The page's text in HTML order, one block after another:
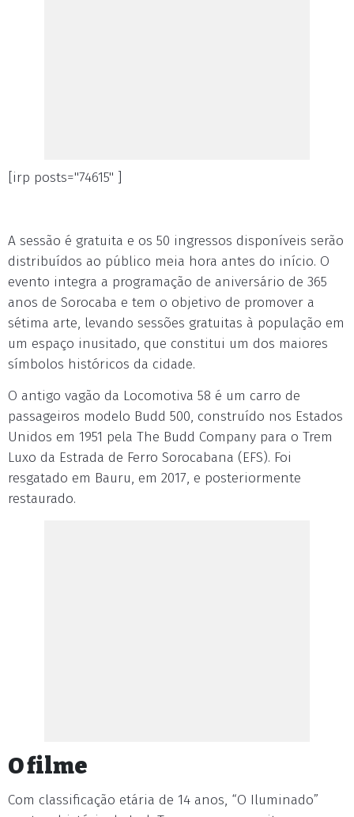
[irp posts="74615" ]
A sessão é gratuita e os 50 ingressos disponíveis serão
distribuídos ao público meia hora antes do início. O
evento integra a programação de aniversário de 365
anos de Sorocaba e tem o objetivo de promover a
sétima arte, levando sessões gratuitas à população em
um espaço inusitado, que constitui um dos maiores
símbolos históricos da cidade.
O antigo vagão da Locomotiva 58 é um carro de
passageiros modelo Budd 500, construído nos Estados
Unidos em 1951 pela The Budd Company para o Trem
Luxo da Estrada de Ferro Sorocabana (EFS). Foi
resgatado em Bauru, em 2017, e posteriormente
restaurado.
O filme
Com classificação etária de 14 anos, “O Iluminado”